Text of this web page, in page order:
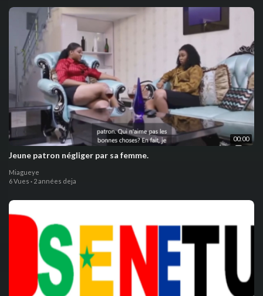
00:00
Jeune patron négliger par sa femme.
Miagueye
6 Vues · 2 années deja